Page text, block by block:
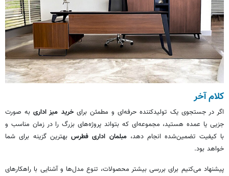
کلام آخر
اگر در جستجوی یک تولیدکننده حرفه‌ای و مطمئن برایخرید میز اداریبه صورت
جزیی یا عمده هستید، مجموعه‌ای که بتواند پروژه‌های بزرگ را در زمان مناسب و
با کیفیت تضمین‌شده انجام دهد،مبلمان اداری فطرسبهترین گزینه برای شما
خواهد بود.
پیشنهاد می‌کنیم برای بررسی بیشتر محصولات، تنوع مدل‌ها و آشنایی با راهکارهای